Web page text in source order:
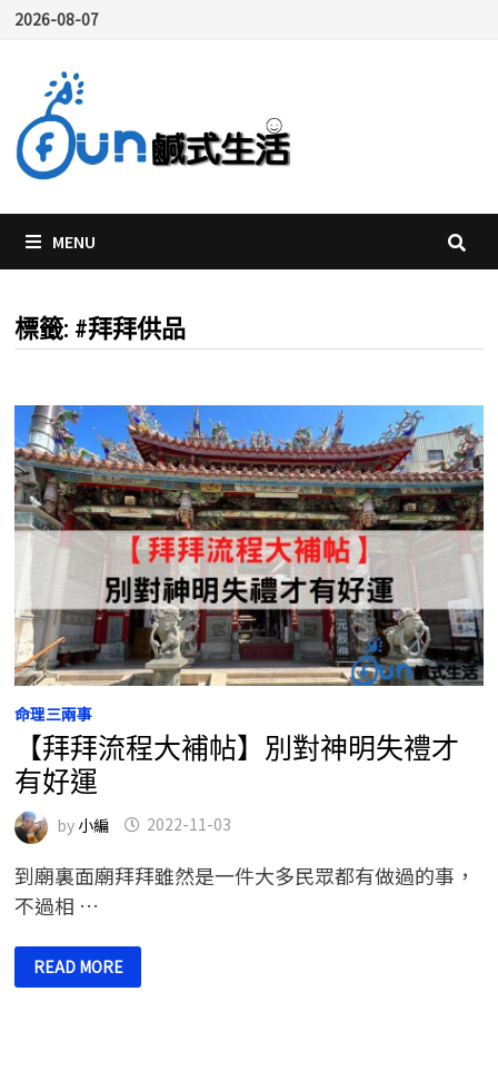
Skip
content
2026-08-07
MENU
標籤: #拜拜供品
命理三兩事
【拜拜流程大補帖】別對神明失禮才
有好運
by 小編 2022-11-03
到廟裏面廟拜拜雖然是一件大多民眾都有做過的事，
不過相 …
【拜
拜
流
READ MORE